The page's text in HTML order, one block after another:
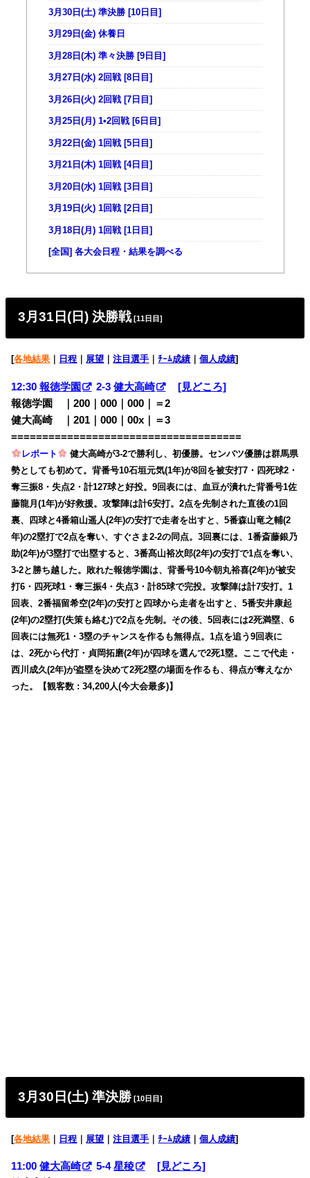
3月30日(土) 準決勝 [10日目]
3月29日(金) 休養日
3月28日(木) 準々決勝 [9日目]
3月27日(水) 2回戦 [8日目]
3月26日(火) 2回戦 [7日目]
3月25日(月) 1•2回戦 [6日目]
3月22日(金) 1回戦 [5日目]
3月21日(木) 1回戦 [4日目]
3月20日(水) 1回戦 [3日目]
3月19日(火) 1回戦 [2日目]
3月18日(月) 1回戦 [1日目]
[全国] 各大会日程・結果を調べる
3月31日(日) 決勝戦[11日目]
[各地結果 日程 展望 ｜注目選手 ｜ﾁｰﾑ成績 ｜個人成績]
12:30報徳学園 2-3健大高崎
[見どころ]
報徳学園 ｜200｜000｜000｜＝2
健大高崎 ｜201｜000｜00x｜＝3
=====================================
レポート
健大高崎が3-2で勝利し、初優勝。センバツ優勝は群馬県
勢としても初めて。背番号10石垣元気(1年)が8回を被安打7・四死球2・
奪三振8・失点2・計127球と好投。9回表には、血豆が潰れた背番号1佐
藤龍月(1年)が好救援。攻撃陣は計6安打。2点を先制された直後の1回
裏、四球と4番箱山遥人(2年)の安打で走者を出すと、5番森山竜之輔(2
年)の2塁打で2点を奪い、すぐさま2-2の同点。3回裏には、1番斎藤銀乃
助(2年)が3塁打で出塁すると、3番髙山裕次郎(2年)の安打で1点を奪い、
3-2と勝ち越した。敗れた報徳学園は、背番号10今朝丸裕喜(2年)が被安
打6・四死球1・奪三振4・失点3・計85球で完投。攻撃陣は計7安打。1
回表、2番福留希空(2年)の安打と四球から走者を出すと、5番安井康起
(2年)の2塁打(失策も絡む)で2点を先制。その後、5回表には2死満塁、6
回表には無死1・3塁のチャンスを作るも無得点。1点を追う9回表に
は、2死から代打・貞岡拓磨(2年)が四球を選んで2死1塁。ここで代走・
西川成久(2年)が盗塁を決めて2死2塁の場面を作るも、得点が奪えなか
った。【観客数 : 34,200人(今大会最多)】
3月30日(土) 準決勝[10日目]
[各地結果 ｜ 日程 ｜ 展望 ｜注目選手 ｜ﾁｰﾑ成績 ｜個人成績]
11:00健大高崎 5-4星稜
[見どころ]